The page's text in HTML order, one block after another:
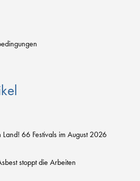
66 Festivals im August 2026
stoppt die Arbeiten